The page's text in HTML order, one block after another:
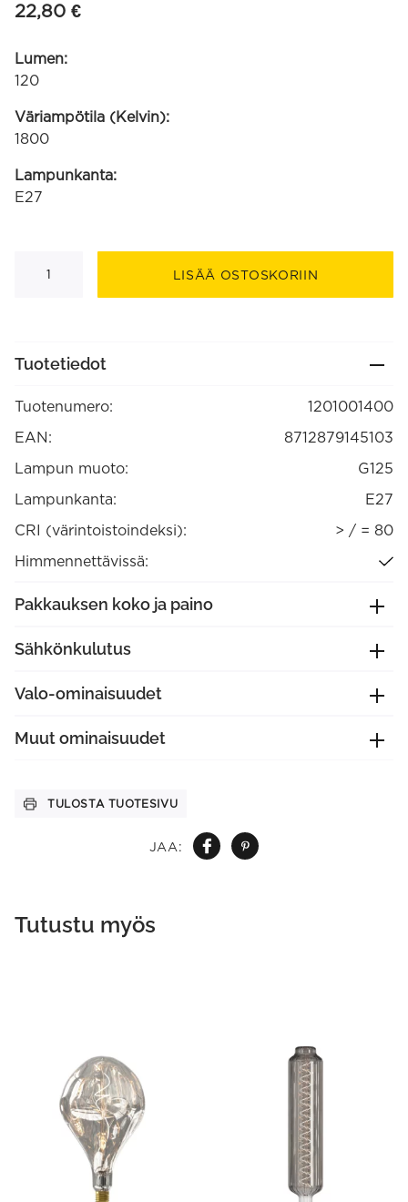
JAA:
22,80 €
Lumen:
120
Väriampötila (Kelvin):
1800
Lampunkanta:
E27
lasikuitu
3.5W
E27
(1201001400)
LISÄÄ OSTOSKORIIN
Tuotetiedot
Tuotenumero:
1201001400
EAN:
8712879145103
Lampun muoto:
G125
Lampunkanta:
E27
CRI (värintoistoindeksi):
> / = 80
Himmennettävissä:
Pakkauksen koko ja paino
Sähkönkulutus
Valo-ominaisuudet
Muut ominaisuudet
TULOSTA TUOTESIVU
Tutustu myös